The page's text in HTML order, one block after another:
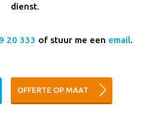
dienst.
20 333 of stuur me een email.
OFFERTE OP MAAT